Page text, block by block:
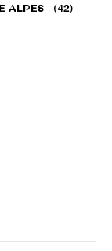
ALPES - (42)